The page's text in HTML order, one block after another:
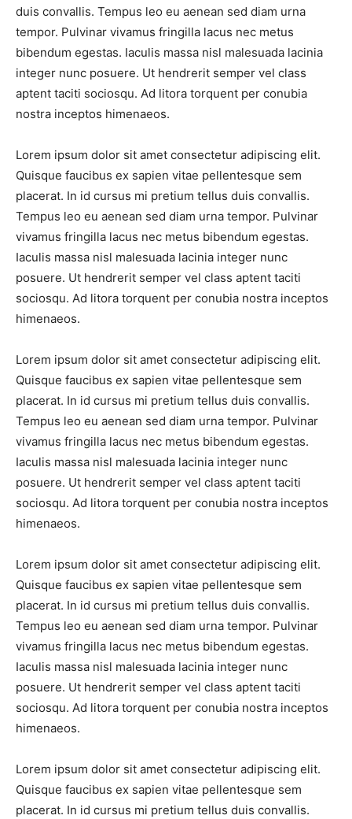
duis convallis. Tempus leo eu aenean sed diam urna
tempor. Pulvinar vivamus fringilla lacus nec metus
bibendum egestas. Iaculis massa nisl malesuada lacinia
integer nunc posuere. Ut hendrerit semper vel class
aptent taciti sociosqu. Ad litora torquent per conubia
nostra inceptos himenaeos.
Lorem ipsum dolor sit amet consectetur adipiscing elit.
Quisque faucibus ex sapien vitae pellentesque sem
placerat. In id cursus mi pretium tellus duis convallis.
Tempus leo eu aenean sed diam urna tempor. Pulvinar
vivamus fringilla lacus nec metus bibendum egestas.
Iaculis massa nisl malesuada lacinia integer nunc
posuere. Ut hendrerit semper vel class aptent taciti
sociosqu. Ad litora torquent per conubia nostra inceptos
himenaeos.
Lorem ipsum dolor sit amet consectetur adipiscing elit.
Quisque faucibus ex sapien vitae pellentesque sem
placerat. In id cursus mi pretium tellus duis convallis.
Tempus leo eu aenean sed diam urna tempor. Pulvinar
vivamus fringilla lacus nec metus bibendum egestas.
Iaculis massa nisl malesuada lacinia integer nunc
posuere. Ut hendrerit semper vel class aptent taciti
sociosqu. Ad litora torquent per conubia nostra inceptos
himenaeos.
Lorem ipsum dolor sit amet consectetur adipiscing elit.
Quisque faucibus ex sapien vitae pellentesque sem
placerat. In id cursus mi pretium tellus duis convallis.
Tempus leo eu aenean sed diam urna tempor. Pulvinar
vivamus fringilla lacus nec metus bibendum egestas.
Iaculis massa nisl malesuada lacinia integer nunc
posuere. Ut hendrerit semper vel class aptent taciti
sociosqu. Ad litora torquent per conubia nostra inceptos
himenaeos.
Lorem ipsum dolor sit amet consectetur adipiscing elit.
Quisque faucibus ex sapien vitae pellentesque sem
placerat. In id cursus mi pretium tellus duis convallis.